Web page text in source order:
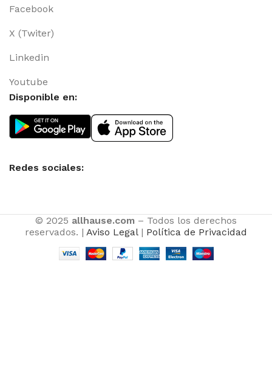
Facebook
X (Twiter)
Linkedin
Youtube
Disponible en:
Redes sociales:
© 2025 allhause.com – Todos los derechos
reservados. | Aviso Legal| Política de Privacidad